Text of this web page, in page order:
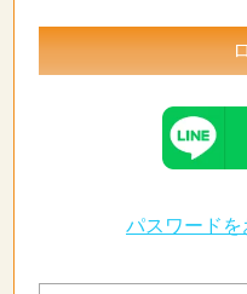
パスワードを